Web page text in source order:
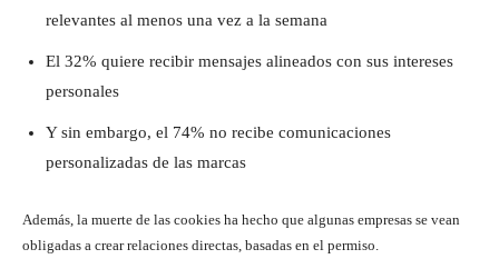
relevantes al menos una vez a la semana
El 32% quiere recibir mensajes alineados con sus intereses
personales
Y sin embargo, el 74% no recibe comunicaciones
personalizadas de las marcas
Además, la muerte de las cookies ha hecho que algunas empresas se vean
obligadas a crear relaciones directas, basadas en el permiso.